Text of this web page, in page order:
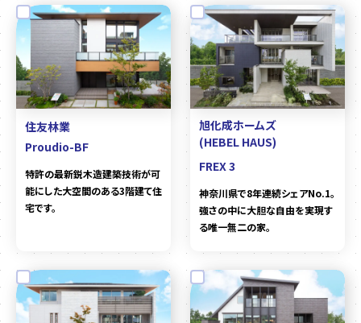
住友林業
Proudio-BF
特許の最新鋭木造建築技術が可
能にした大空間のある3階建て住
宅です。
旭化成ホームズ
(HEBEL HAUS)
FREX 3
神奈川県で8年連続シェアNo.1。
強さの中に大胆な自由を実現す
る唯一無二の家。